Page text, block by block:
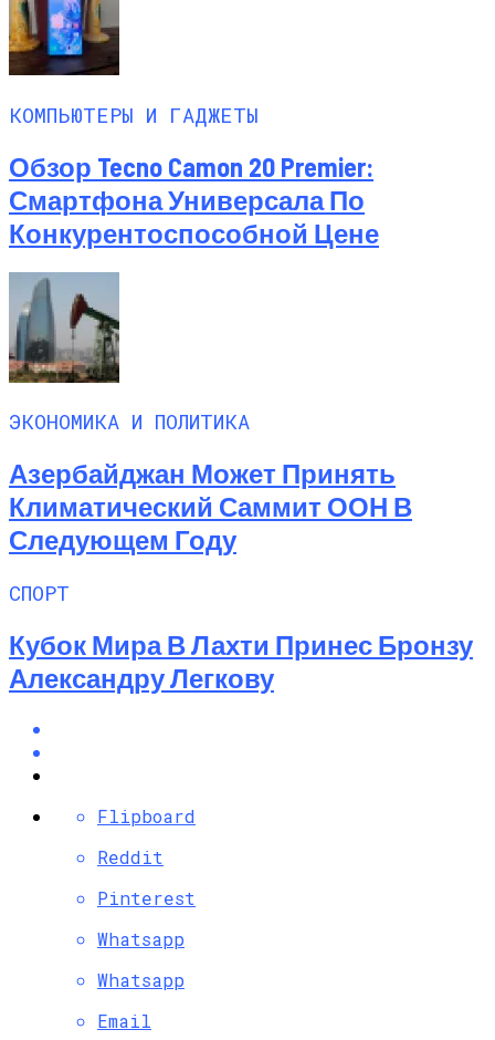
КОМПЬЮТЕРЫ И ГАДЖЕТЫ
Обзор Tecno Camon 20 Premier:
Смартфона Универсала По
Конкурентоспособной Цене
ЭКОНОМИКА И ПОЛИТИКА
Азербайджан Может Принять
Климатический Саммит ООН В
Следующем Году
СПОРТ
Кубок Мира В Лахти Принес Бронзу
Александру Легкову
Flipboard
Reddit
Pinterest
Whatsapp
Whatsapp
Email